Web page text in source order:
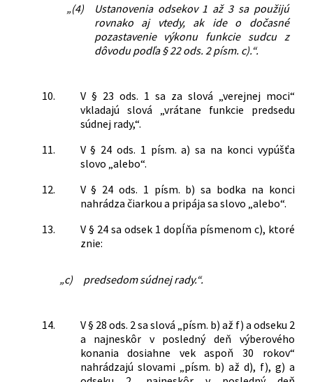
„(4)
Ustanovenia odsekov 1 až 3 sa použijú
rovnako aj vtedy, ak ide o dočasné
pozastavenie výkonu funkcie sudcu z
dôvodu podľa § 22 ods. 2 písm. c).“.
10.
V § 23 ods. 1 sa za slová „verejnej moci“
vkladajú slová „vrátane funkcie predsedu
súdnej rady,“.
11.
V § 24 ods. 1 písm. a) sa na konci vypúšťa
slovo „alebo“.
12.
V § 24 ods. 1 písm. b) sa bodka na konci
nahrádza čiarkou a pripája sa slovo „alebo“.
13.
V § 24 sa odsek 1 dopĺňa písmenom c), ktoré
znie:
„c) predsedom súdnej rady.“.
14.
V § 28 ods. 2 sa slová „písm. b) až f) a odseku 2
a najneskôr v posledný deň výberového
konania dosiahne vek aspoň 30 rokov“
nahrádzajú slovami „písm. b) až d), f), g) a